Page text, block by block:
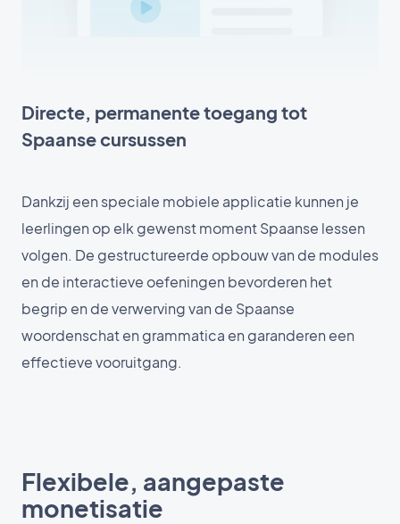
Directe, permanente toegang tot
Spaanse cursussen
Dankzij een speciale mobiele applicatie kunnen je
leerlingen op elk gewenst moment Spaanse lessen
volgen. De gestructureerde opbouw van de modules
en de interactieve oefeningen bevorderen het
begrip en de verwerving van de Spaanse
woordenschat en grammatica en garanderen een
effectieve vooruitgang.
Flexibele, aangepaste
monetisatie